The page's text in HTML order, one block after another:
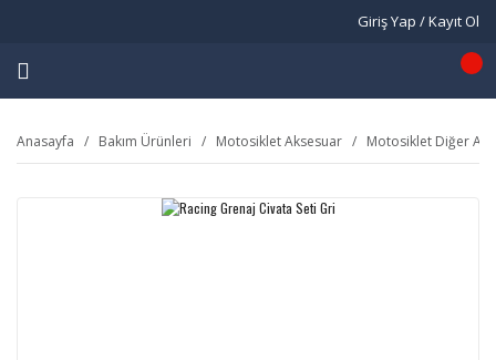
Giriş Yap / Kayıt Ol
Anasayfa Bakım Ürünleri Motosiklet Aksesuar Motosiklet Diğer